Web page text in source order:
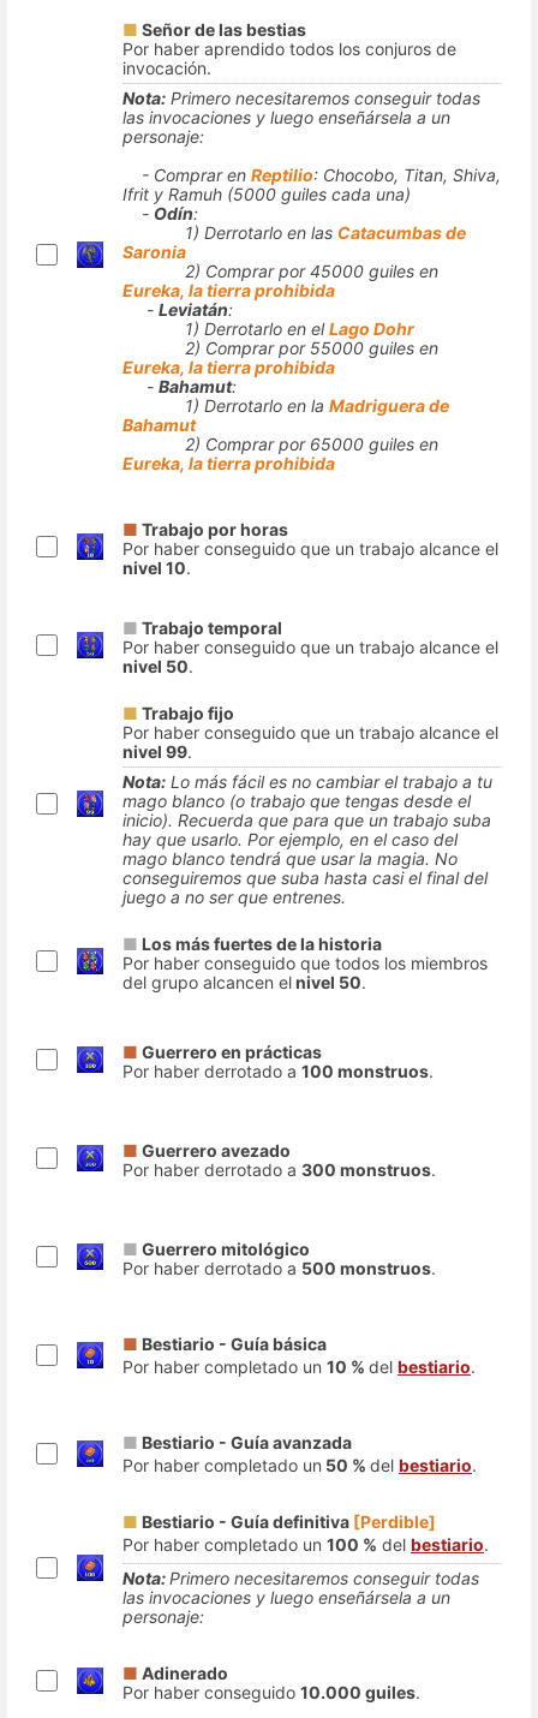
■ Señor de las bestias
Por haber aprendido todos los conjuros de
invocación.
Nota: Primero necesitaremos conseguir todas
las invocaciones y luego enseñársela a un
personaje:
- Comprar en Reptilio: Chocobo, Titan, Shiva,
Ifrit y Ramuh (5000 guiles cada una)
- Odín:
1) Derrotarlo en las Catacumbas de
Saronia
2) Comprar por 45000 guiles en
Eureka, la tierra prohibida
- Leviatán:
1) Derrotarlo en elLago Dohr
2) Comprar por 55000 guiles en
Eureka, la tierra prohibida
- Bahamut:
1) Derrotarlo en la Madriguera de
Bahamut
2) Comprar por 65000 guiles en
Eureka, la tierra prohibida
■ Trabajo por horas
Por haber conseguido que un trabajo alcance el
nivel 10.
■ Trabajo temporal
Por haber conseguido que un trabajo alcance el
nivel 50.
■ Trabajo fijo
Por haber conseguido que un trabajo alcance el
nivel 99.
Nota: Lo más fácil es no cambiar el trabajo a tu
mago blanco (o trabajo que tengas desde el
inicio). Recuerda que para que un trabajo suba
hay que usarlo. Por ejemplo, en el caso del
mago blanco tendrá que usar la magia. No
conseguiremos que suba hasta casi el final del
juego a no ser que entrenes.
■ Los más fuertes de la historia
Por haber conseguido que todos los miembros
del grupo alcancen elnivel 50.
■ Guerrero en prácticas
Por haber derrotado a 100 monstruos.
■ Guerrero avezado
Por haber derrotado a 300 monstruos.
■ Guerrero mitológico
Por haber derrotado a 500 monstruos.
■ Bestiario - Guía básica
Por haber completado un 10 % del bestiario.
■ Bestiario - Guía avanzada
Por haber completado un 50 % del bestiario.
■ Bestiario - Guía definitiva [Perdible]
Por haber completado un 100 % del bestiario.
Nota:Primero necesitaremos conseguir todas
las invocaciones y luego enseñársela a un
personaje:
■ Adinerado
Por haber conseguido 10.000 guiles.